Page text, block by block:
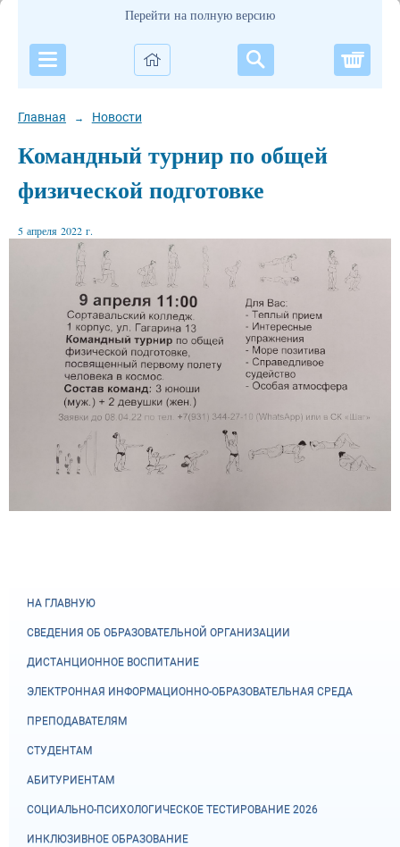
Перейти на полную версию
Главная → Новости
Командный турнир по общей
физической подготовке
5 апреля 2022 г.
НА ГЛАВНУЮ
СВЕДЕНИЯ ОБ ОБРАЗОВАТЕЛЬНОЙ ОРГАНИЗАЦИИ
ДИСТАНЦИОННОЕ ВОСПИТАНИЕ
ЭЛЕКТРОННАЯ ИНФОРМАЦИОННО-ОБРАЗОВАТЕЛЬНАЯ СРЕДА
ПРЕПОДАВАТЕЛЯМ
СТУДЕНТАМ
АБИТУРИЕНТАМ
СОЦИАЛЬНО-ПСИХОЛОГИЧЕСКОЕ ТЕСТИРОВАНИЕ 2026
ИНКЛЮЗИВНОЕ ОБРАЗОВАНИЕ